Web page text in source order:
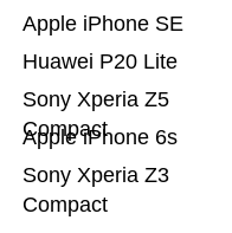
Sony Xperia Z3
Compact
Apple iPhone 6s
Sony Xperia Z5
Compact
Huawei P20 Lite
Apple iPhone SE